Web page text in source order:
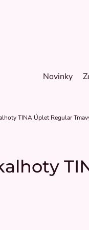
Novinky
TINA Úplet Regular